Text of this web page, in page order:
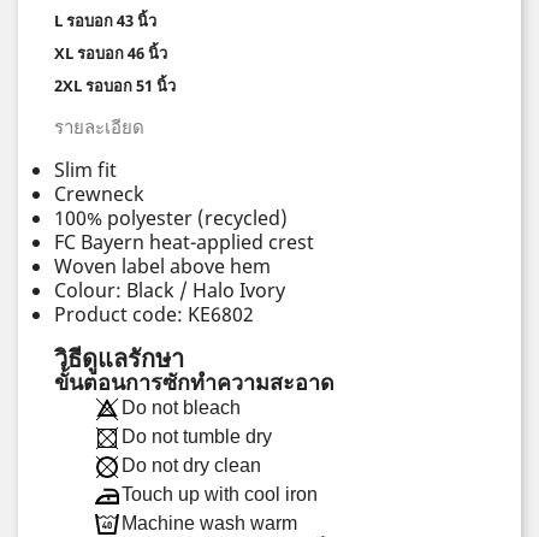
L รอบอก 43 นิ้ว
XL รอบอก 46 นิ้ว
2XL รอบอก 51 นิ้ว
รายละเอียด
Slim fit
Crewneck
100% polyester (recycled)
FC Bayern heat-applied crest
Woven label above hem
Colour: Black / Halo Ivory
Product code: KE6802
วิธีดูแลรักษา
ขั้นตอนการซักทำความสะอาด
Do not bleach
Do not tumble dry
Do not dry clean
Touch up with cool iron
Machine wash warm